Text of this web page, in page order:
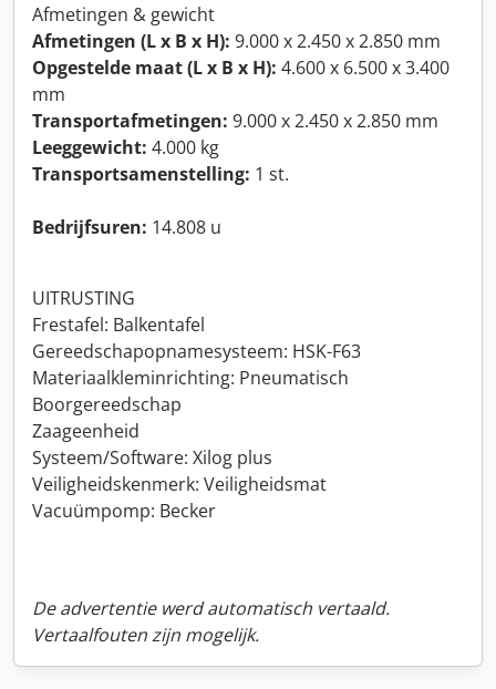
Afmetingen & gewicht
Afmetingen (L x B x H): 9.000 x 2.450 x 2.850 mm
Opgestelde maat (L x B x H): 4.600 x 6.500 x 3.400
mm
Transportafmetingen: 9.000 x 2.450 x 2.850 mm
Leeggewicht: 4.000 kg
Transportsamenstelling: 1 st.
Bedrijfsuren: 14.808 u
UITRUSTING
Frestafel: Balkentafel
Gereedschapopnamesysteem: HSK-F63
Materiaalkleminrichting: Pneumatisch
Boorgereedschap
Zaageenheid
Systeem/Software: Xilog plus
Veiligheidskenmerk: Veiligheidsmat
Vacuümpomp: Becker
De advertentie werd automatisch vertaald.
Vertaalfouten zijn mogelijk.